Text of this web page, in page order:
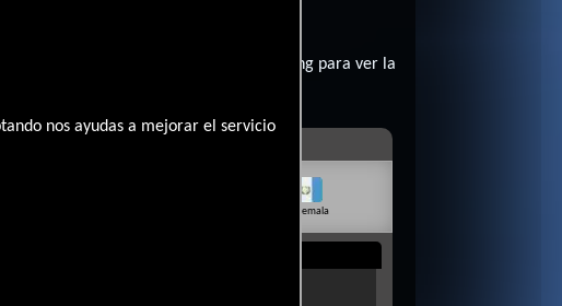
nos ayudas a mejorar el servicio
quieren?
o contratar un servicio de streming para ver la
Guatemala